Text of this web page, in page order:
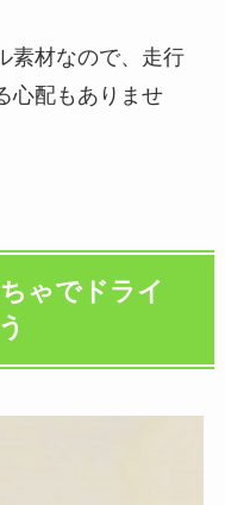
素材なので、走行
心配もありませ
ゃでドライ